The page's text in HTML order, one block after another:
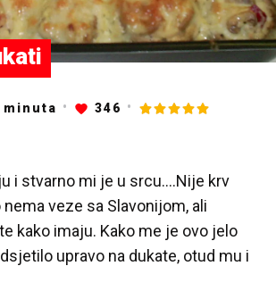
minuta 346
i stvarno mi je u srcu….Nije krv
nema veze sa Slavonijom, ali
kako imaju. Kako me je ovo jelo
upravo na dukate, otud mu i